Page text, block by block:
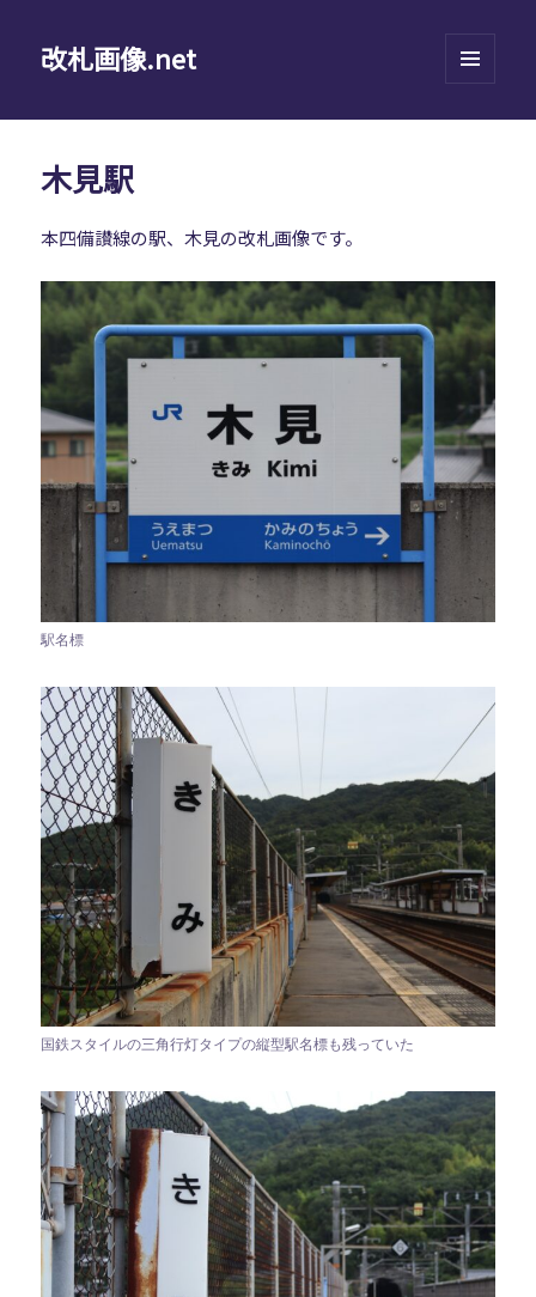
改札画像.net
ーとウ
木見駅
本四備讃線の駅、木見の改札画像です。
駅名標
国鉄スタイルの三角行灯タイプの縦型駅名標も残っていた